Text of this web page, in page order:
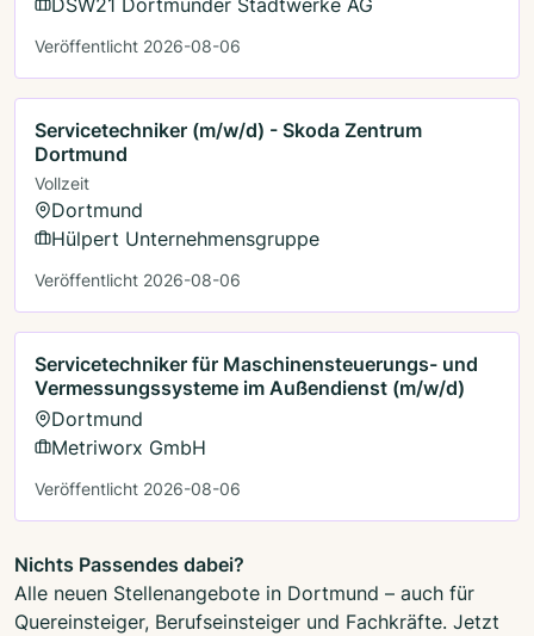
Veröffentlicht 2026-08-06
Servicetechniker (m/w/d) - Skoda Zentrum
Dortmund
Vollzeit
Dortmund
Hülpert Unternehmensgruppe
Veröffentlicht 2026-08-06
Servicetechniker für Maschinensteuerungs- und
Vermessungssysteme im Außendienst (m/w/d)
Dortmund
Metriworx GmbH
Veröffentlicht 2026-08-06
Nichts Passendes dabei?
Alle neuen Stellenangebote in Dortmund – auch für
Quereinsteiger, Berufseinsteiger und Fachkräfte. Jetzt